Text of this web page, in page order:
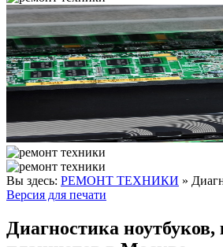
Вы здесь: РЕМОНТ ТЕХНИКИ »
Версия для печати
Диагностика